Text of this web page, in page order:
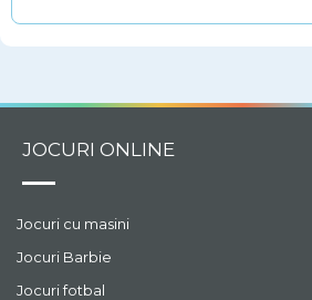
JOCURI ONLINE
Jocuri cu masini
Jocuri Barbie
Jocuri fotbal